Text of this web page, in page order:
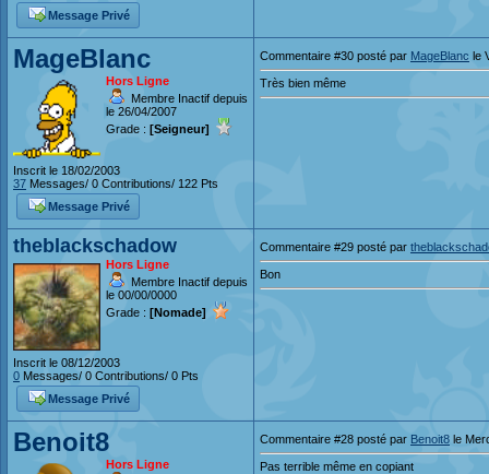
Message Privé
MageBlanc
Hors Ligne
Membre Inactif depuis
le 26/04/2007
Grade : [Seigneur]
Inscrit le 18/02/2003
37 Messages/ 0 Contributions/ 122 Pts
Message Privé
Commentaire #30 posté par MageBlanc le
Très bien même
theblackschadow
Hors Ligne
Membre Inactif depuis
le 00/00/0000
Grade : [Nomade]
Inscrit le 08/12/2003
0 Messages/ 0 Contributions/ 0 Pts
Message Privé
Commentaire #29 posté par
Bon
Benoit8
Hors Ligne
Commentaire #28 posté par Benoit8 le
Pas terrible même en copiant